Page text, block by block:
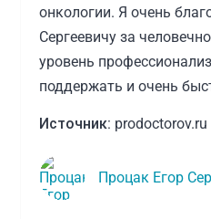
онкологии. Я очень
Сергеевичу за
уровень
поддержать и очень
Источник: prodoctorov.ru
Процак Егор